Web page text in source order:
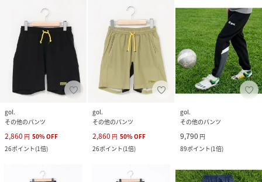
gol.
その他のパンツ
2,860 円 50%OFF
26ポイント(1倍)
gol.
その他のパンツ
2,860 円 50%OFF
26ポイント(1倍)
gol.
その他のパンツ
9,790 円
89ポイント(1倍)